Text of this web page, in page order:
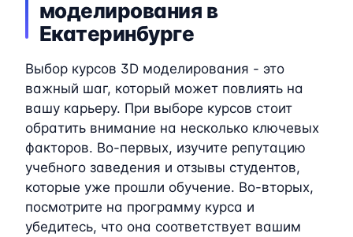
моделирования в
Екатеринбурге
Выбор курсов 3D моделирования - это
важный шаг, который может повлиять на
вашу карьеру. При выборе курсов стоит
обратить внимание на несколько ключевых
факторов. Во-первых, изучите репутацию
учебного заведения и отзывы студентов,
которые уже прошли обучение. Во-вторых,
посмотрите на программу курса и
убедитесь, что она соответствует вашим